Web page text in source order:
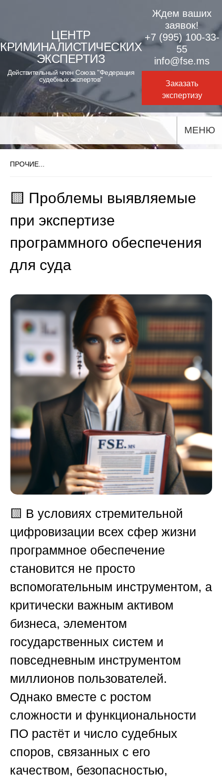
content
ЦЕНТР
КРИМИНАЛИСТИЧЕСКИХ
ЭКСПЕРТИЗ
Действительный член Союза "Федерация
судебных экспертов"
Ждем ваших
заявок!
+7 (995) 100-33-
55
info@fse.ms
Заказать
экспертизу
МЕНЮ
ПРОЧИЕ...
🟨 Проблемы выявляемые
при экспертизе
программного обеспечения
для суда
🟨 В условиях стремительной
цифровизации всех сфер жизни
программное обеспечение
становится не просто
вспомогательным инструментом, а
критически важным активом
бизнеса, элементом
государственных систем и
повседневным инструментом
миллионов пользователей.
Однако вместе с ростом
сложности и функциональности
ПО растёт и число судебных
споров, связанных с его
качеством, безопасностью,